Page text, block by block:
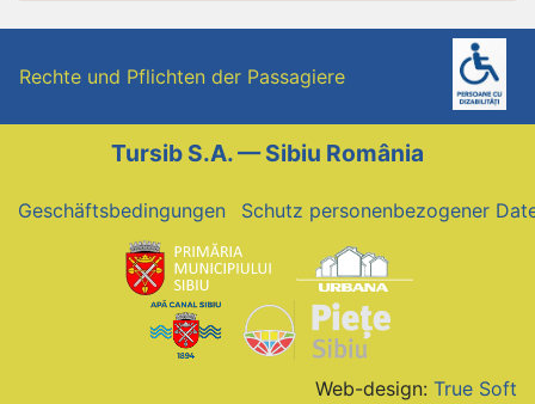
Rechte und Pflichten der Passagiere
Tursib S.A. — Sibiu România
Geschäftsbedingungen Schutz personenbezogener
Web-design: True Soft